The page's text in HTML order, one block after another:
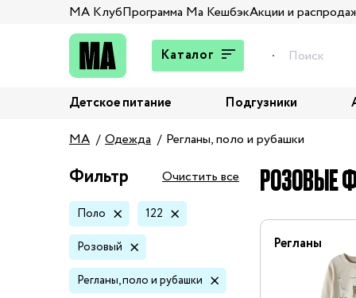
МА КлубПрограмма Ма КешбэкАкции и
Каталог
Брюки и джинсы
Верхняя одежда
Жакеты и пиджаки
Кардиганы и пуловеры
Колготы и носки
Комбинезоны,
комплекты, боди
Детское питание Подгузники
MA
Одежда Регланы, поло и рубашки
Фильтр Очистить все
Поло 122
Розовый
Регланы, поло и рубашки
РОЗОВЫЕ
Регланы